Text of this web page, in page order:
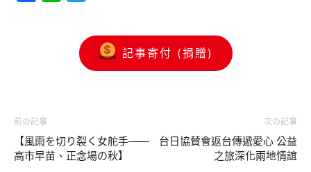
記事寄付 (捐贈)
前の記事
【風雨を切り裂く女舵手――
高市早苗、正念場の秋】
次の記事
台日協賛會返台傳遞愛心 公益
之旅深化兩地情誼